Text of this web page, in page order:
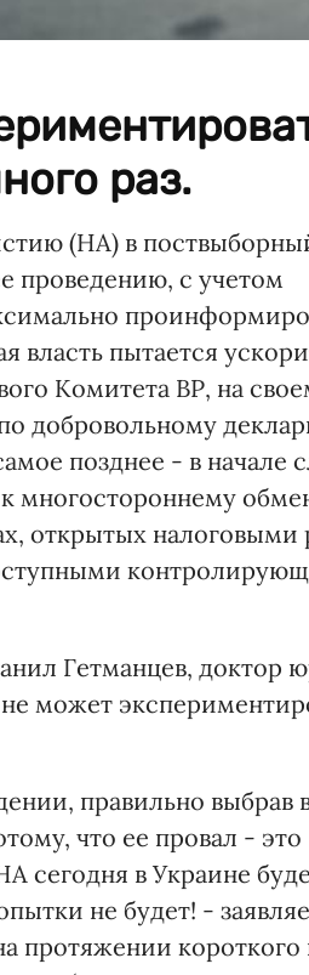
раз.
(НА) в
проведению, с учетом
пытается
Комитета ВР, на
добровольному
позднее - в начале
многостороннему
открытых налоговыми
Гетманцев, доктор
может
правильно выбрав
что ее провал - это
сегодня в Украине
не будет! -
протяжении